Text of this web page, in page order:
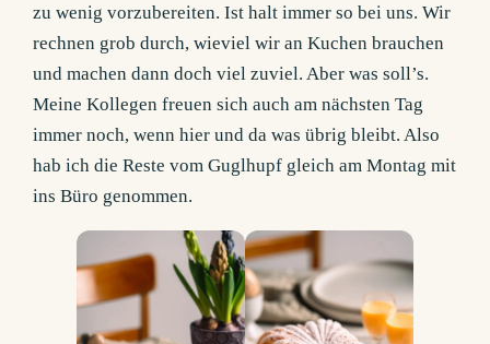
zu wenig vorzubereiten. Ist halt immer so bei uns. Wir
rechnen grob durch, wieviel wir an Kuchen brauchen
und machen dann doch viel zuviel. Aber was soll’s.
Meine Kollegen freuen sich auch am nächsten Tag
immer noch, wenn hier und da was übrig bleibt. Also
hab ich die Reste vom Guglhupf gleich am Montag mit
ins Büro genommen.